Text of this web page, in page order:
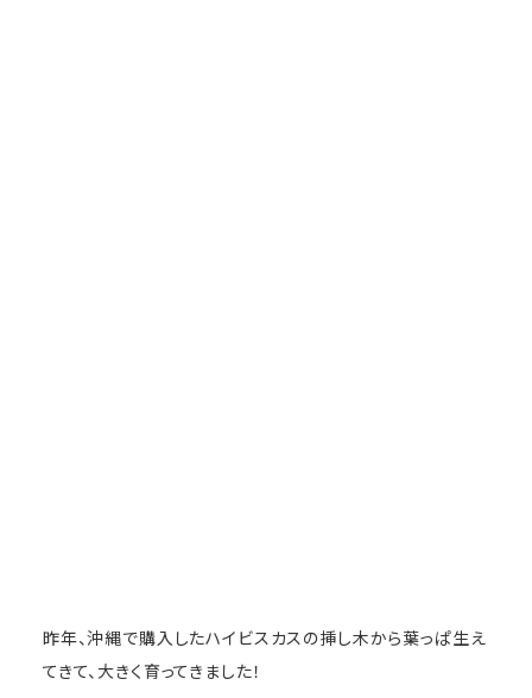
昨年、沖縄で購入したハイビスカスの挿し木から葉っぱ生え
てきて、大きく育ってきました！